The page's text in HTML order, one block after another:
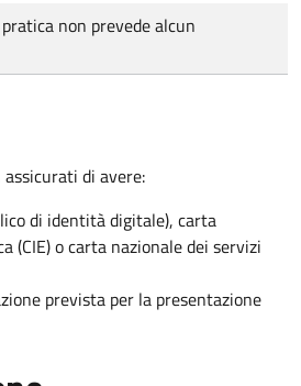
non prevede alcun
assicurati di avere:
di identità digitale), carta
(CIE) o carta nazionale dei servizi
prevista per la presentazione